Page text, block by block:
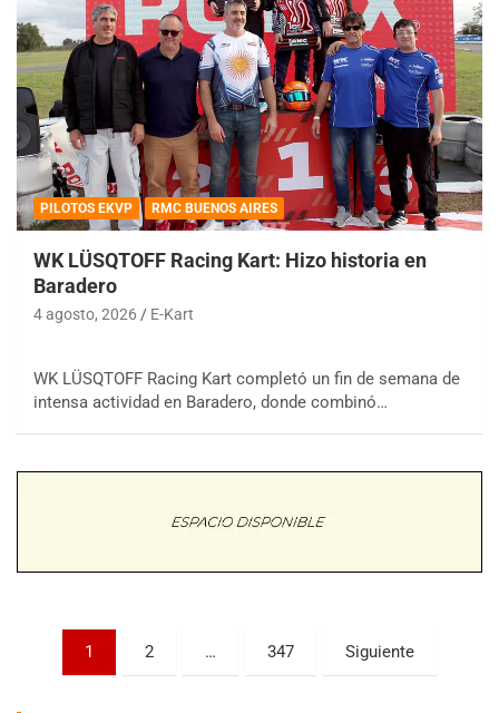
PILOTOS EKVP RMC BUENOS AIRES
WK LÜSQTOFF Racing Kart: Hizo historia en
Baradero
4 agosto, 2026 E-Kart
WK LÜSQTOFF Racing Kart completó un fin de semana de
intensa actividad en Baradero, donde combinó…
Paginación
1 2 … 347 Siguiente
COBERTURA ESPECIAL DE E-KART.COM.AR
08/09-AGO
Ramiro Tot (Asfalto)
Trenque Lauquen (Buenos Aires)
Villaguay (Entre Ríos)